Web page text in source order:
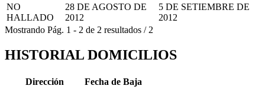
NO
HALLADO
28 DE AGOSTO DE
2012
5 DE SETIEMBRE DE
2012
Mostrando Pág. 1 - 2 de 2 resultados / 2
HISTORIAL DOMICILIOS
Dirección
Fecha de Baja